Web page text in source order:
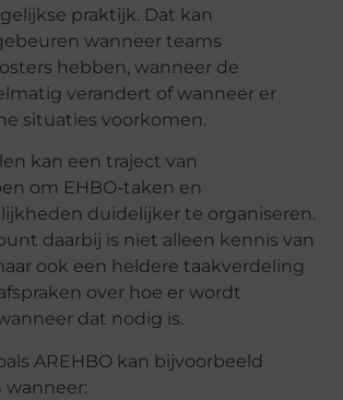
praktijk. Dat kan
wanneer teams
hebben, wanneer de
verandert of wanneer er
situaties voorkomen.
kan een traject van
om EHBO-taken en
duidelijker te organiseren.
daarbij is niet alleen kennis van
ook een heldere taakverdeling
over hoe er wordt
dat nodig is.
AREHBO kan bijvoorbeeld
wanneer: